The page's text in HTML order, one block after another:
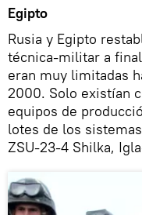
Egipto
Rusia y Egipto
técnica-militar a
eran muy limitadas
2000. Solo existían
equipos de
lotes de los
ZSU-23-4 Shilka,